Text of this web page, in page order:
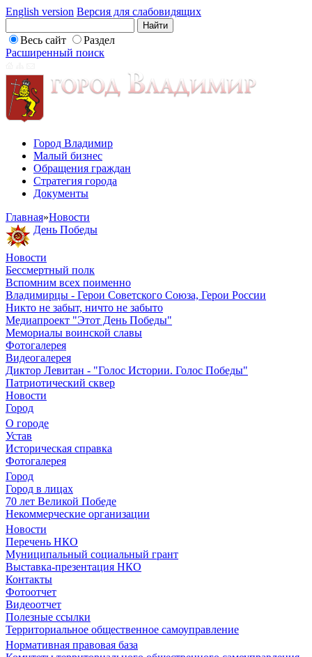
English version Версия для слабовидящих
Весь сайт
Раздел
Расширенный поиск
Город Владимир
Малый бизнес
Обращения граждан
Стратегия города
Документы
Главная»Новости
День Победы
Новости
Бессмертный полк
Вспомним всех поименно
Владимирцы - Герои Советского Союза, Герои России
Никто не забыт, ничто не забыто
Медиапроект "Этот День Победы"
Мемориалы воинской славы
Фотогалерея
Видеогалерея
Диктор Левитан - "Голос Истории. Голос Победы"
Патриотический сквер
Новости
Город
О городе
Устав
Историческая справка
Фотогалерея
Город
Город в лицах
70 лет Великой Победе
Некоммерческие организации
Новости
Перечень НКО
Муниципальный социальный грант
Выставка-презентация НКО
Контакты
Фотоотчет
Видеоотчет
Полезные ссылки
Территориальное общественное самоуправление
Нормативная правовая база